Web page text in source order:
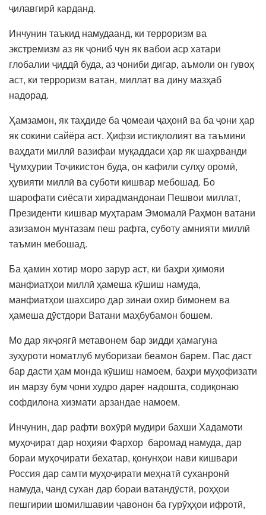
ҷилавгирӣ карданд.
Инчунин таъкид намудаанд, ки терроризм ва
экстремизм аз як ҷониб чун як вабои аср хатари
глобалии ҷиддӣ буда, аз ҷониби дигар, аъмоли он гувоҳ
аст, ки терроризм ватан, миллат ва дину мазҳаб
надорад.
Ҳамзамон, як таҳдиде ба ҷомеаи ҷаҳонӣ ва ба ҷони ҳар
як сокини сайёра аст. Ҳифзи истиқлолият ва таъмини
ваҳдати миллӣ вазифаи муқаддаси ҳар як шаҳрванди
Ҷумҳурии Тоҷикистон буда, он кафили сулҳу оромӣ,
ҳувияти миллӣ ва суботи кишвар мебошад. Бо
шарофати сиёсати хирадмандонаи Пешвои миллат,
Президенти кишвар муҳтарам Эмомалӣ Раҳмон ватани
азизамон мунтазам пеш рафта, суботу амнияти миллӣ
таъмин мебошад.
Ба ҳамин хотир моро зарур аст, ки баҳри ҳимояи
манфиатҳои миллӣ ҳамеша кӯшиш намуда,
манфиатҳои шахсиро дар зинаи охир бимонем ва
ҳамеша дӯстдори Ватани маҳбубамон бошем.
Мо дар якҷоягӣ метавонем бар зидди ҳамагуна
зуҳуроти номатлуб муборизаи беамон барем. Пас даст
бар дасти ҳам монда кӯшиш намоем, баҳри муҳофизати
ин марзу бум ҷони худро дареғ надошта, содиқонаю
софдилона хизмати арзандае намоем.
Инчунин, дар рафти вохӯрӣ мудири бахши Хадамоти
муҳоҷират дар ноҳияи Фархор баромад намуда, дар
бораи муҳоҷирати бехатар, қонунҳои нави кишвари
Россия дар самти муҳоҷирати меҳнатӣ суханронӣ
намуда, чанд сухан дар бораи ватандӯстӣ, роҳҳои
пешгирии шомилшавии ҷавонон ба гурӯҳҳои ифротӣ,